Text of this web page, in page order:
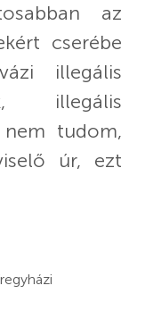
az
cserébe
illegális
illegális
tudom,
úr, ezt